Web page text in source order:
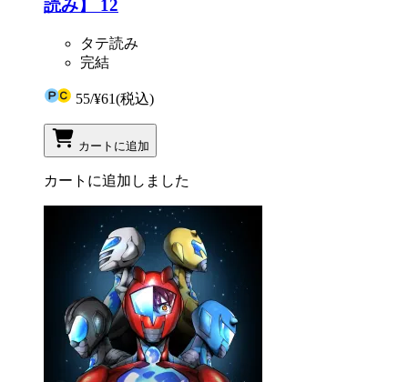
読み】 12
タテ読み
完結
55/¥61(税込)
カートに追加
カートに追加しました